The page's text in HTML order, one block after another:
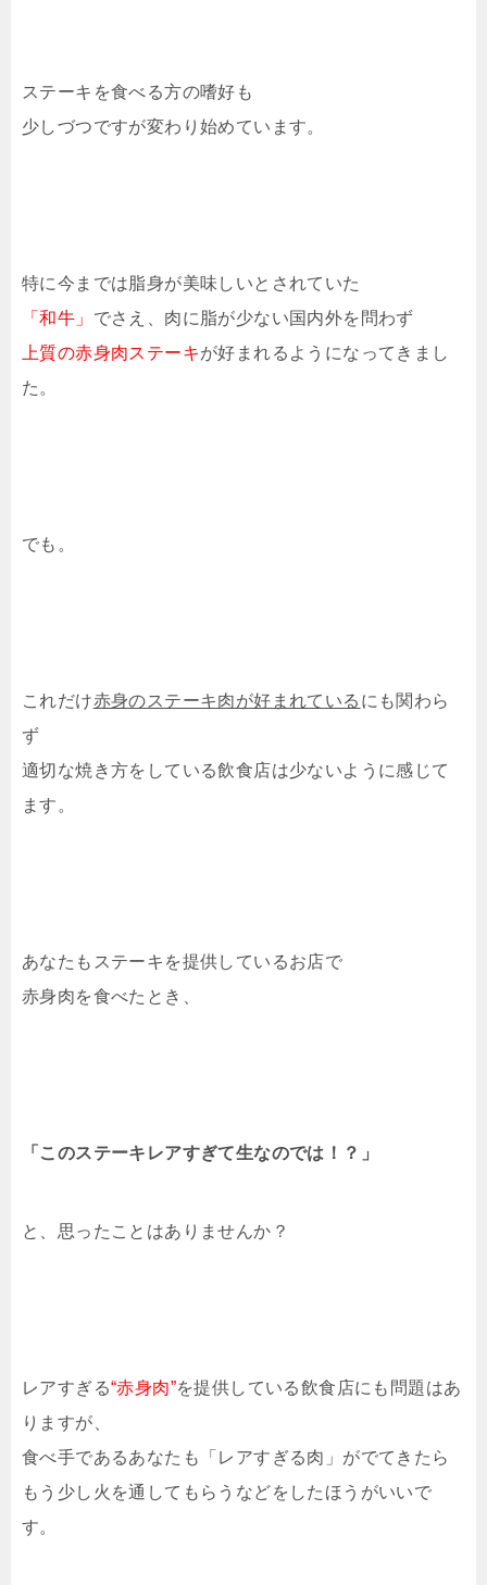
ステーキを食べる方の嗜好も
少しづつですが変わり始めています。
特に今までは脂身が美味しいとされていた
「和牛」 でさえ、肉に脂が少ない国内外を問わず
上質の赤身肉ステーキが好まれるようになってきまし
た。
でも。
これだけ赤身のステーキ肉が好まれている にも関わら
ず
適切な焼き方をしている飲食店は少ないように感じて
ます。
あなたもステーキを提供しているお店で
赤身肉を食べたとき、
「このステーキレアすぎて生なのでは！？」
と、思ったことはありませんか？
レアすぎる“赤身肉”を提供している飲食店にも問題はあ
りますが、
食べ手であるあなたも「レアすぎる肉」がでてきたら
もう少し火を通してもらうなどをしたほうがいいで
す。